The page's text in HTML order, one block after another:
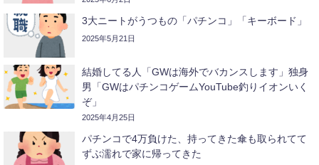
3大ニートがうつもの「パチンコ」「キーボード」
2025年5月21日
結婚してる人「GWは海外でバカンスします」独身
男「GWはパチンコゲームYouTube釣りイオンいく
ぞ」
2025年4月25日
パチンコで4万負けた、持ってきた傘も取られてて
ずぶ濡れで家に帰ってきた